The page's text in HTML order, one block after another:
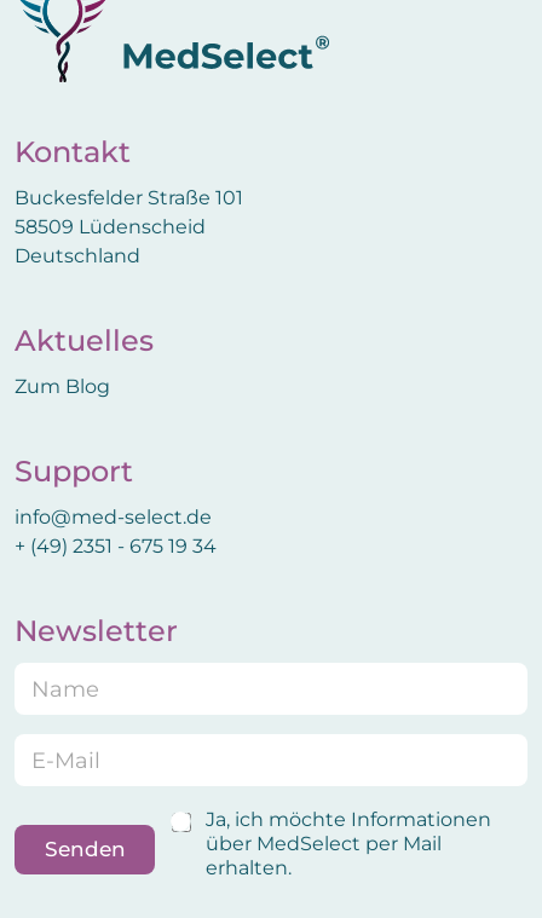
Kontakt
Buckesfelder Straße 101
58509 Lüdenscheid
Deutschland
Aktuelles
Zum Blog
Support
info@med-select.de
+ (49) 2351 - 675 19 34
Newsletter
N
m
e
B
s
ä
t
E
a
l
B
Ja, ich möchte Informationen
über MedSelect per Mail
erhalten.
Senden